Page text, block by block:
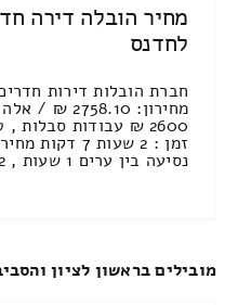
מחיר הובלה דירה
לחדנס
חברת הובלות דירות
נסיעה בין ערים 1 שעות , 32 דקות [...]
מובילים בראשון לציון